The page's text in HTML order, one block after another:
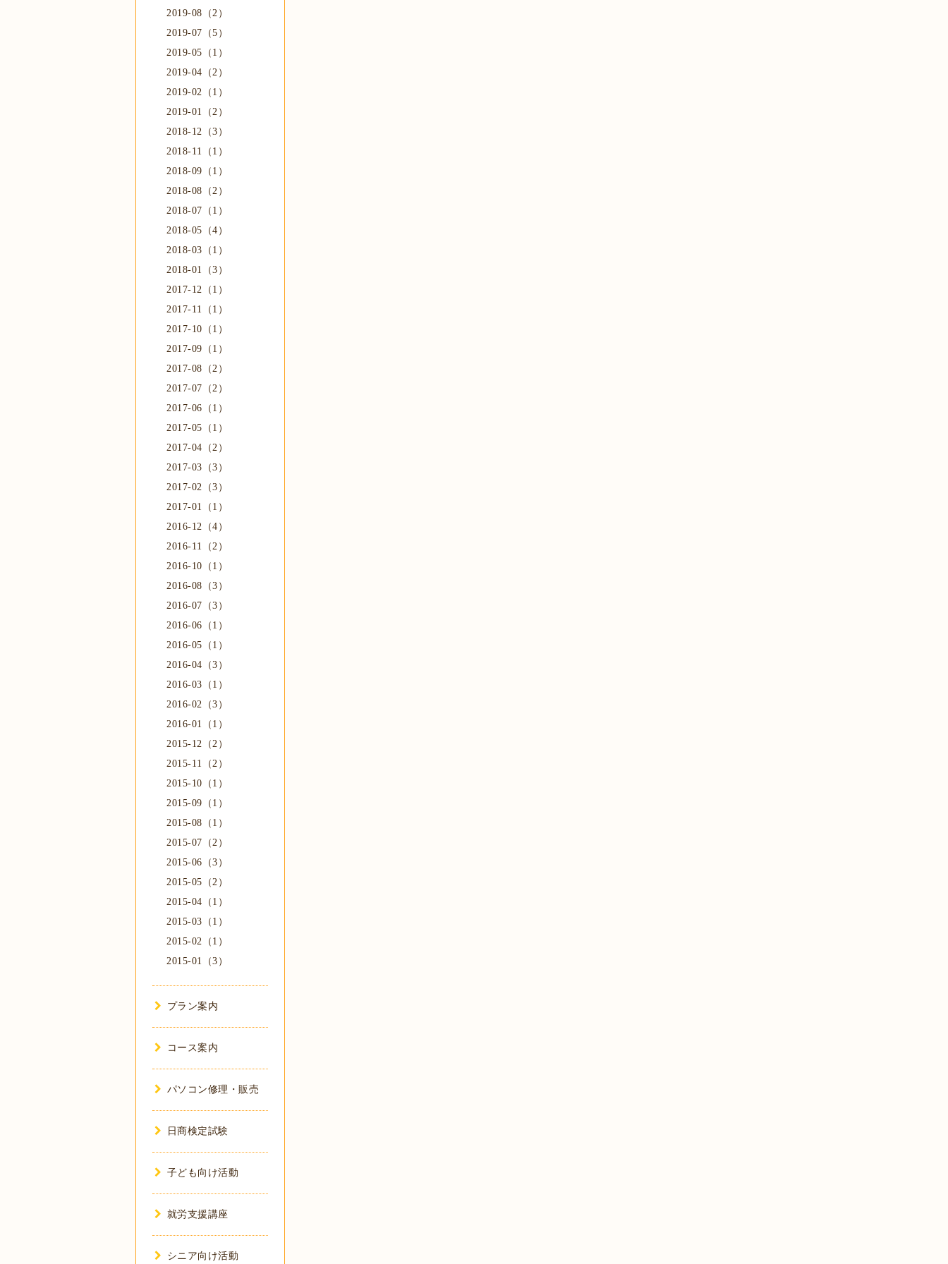
2019-08（2）
2019-07（5）
2019-05（1）
2019-04（2）
2019-02（1）
2019-01（2）
2018-12（3）
2018-11（1）
2018-09（1）
2018-08（2）
2018-07（1）
2018-05（4）
2018-03（1）
2018-01（3）
2017-12（1）
2017-11（1）
2017-10（1）
2017-09（1）
2017-08（2）
2017-07（2）
2017-06（1）
2017-05（1）
2017-04（2）
2017-03（3）
2017-02（3）
2017-01（1）
2016-12（4）
2016-11（2）
2016-10（1）
2016-08（3）
2016-07（3）
2016-06（1）
2016-05（1）
2016-04（3）
2016-03（1）
2016-02（3）
2016-01（1）
2015-12（2）
2015-11（2）
2015-10（1）
2015-09（1）
2015-08（1）
2015-07（2）
2015-06（3）
2015-05（2）
2015-04（1）
2015-03（1）
2015-02（1）
2015-01（3）
プラン案内
コース案内
パソコン修理・販売
日商検定試験
子ども向け活動
就労支援講座
シニア向け活動